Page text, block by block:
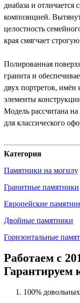
диабаза и
композицией.
целостность
края смягчает
Полированная
гранита и
двух портретов, имён
элементы
Модель рассчитана
для классического
Категория
Памятники на могилу
Гранитные памятники
Европейские
Двойные памятники
Горизонтальные
Работаем с
Гарантируем
100%